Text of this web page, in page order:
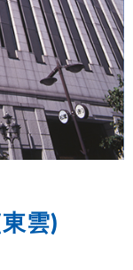
雲)